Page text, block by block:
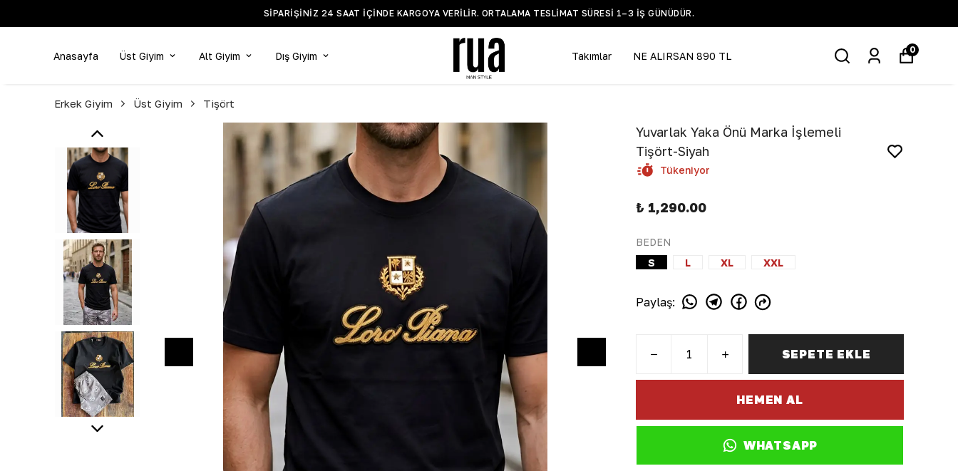
SIPARIŞINIZ 24 SAAT IÇINDE KARGOYA VERILIR. ORTALAMA TESLIMAT SÜRESI 1–3 IŞ GÜNÜDÜR.
Anasayfa Üst Giyim Alt Giyim Dış Giyim Takımlar NE ALIRSAN 890 TL
0
Erkek Giyim Üst Giyim Tişört
Yuvarlak Yaka Önü Marka İşlemeli
Tişört-Siyah
Tükeniyor
₺ 1,290.00
BEDEN
S
L XL XXL
Paylaş:
SEPETE EKLE
HEMEN AL
WHATSAPP